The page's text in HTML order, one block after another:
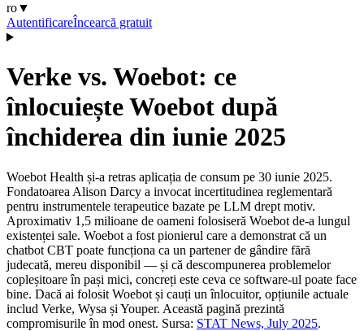
ro▼
AutentificareÎncearcă gratuit
Verke vs. Woebot: ce
înlocuiește Woebot după
închiderea din iunie 2025
Woebot Health și-a retras aplicația de consum pe 30 iunie 2025.
Fondatoarea Alison Darcy a invocat incertitudinea reglementară
pentru instrumentele terapeutice bazate pe LLM drept motiv.
Aproximativ 1,5 milioane de oameni folosiseră Woebot de-a lungul
existenței sale. Woebot a fost pionierul care a demonstrat că un
chatbot CBT poate funcționa ca un partener de gândire fără
judecată, mereu disponibil — și că descompunerea problemelor
copleșitoare în pași mici, concreți este ceva ce software-ul poate face
bine. Dacă ai folosit Woebot și cauți un înlocuitor, opțiunile actuale
includ Verke, Wysa și Youper. Această pagină prezintă
compromisurile în mod onest. Sursa: STAT News, July 2025.